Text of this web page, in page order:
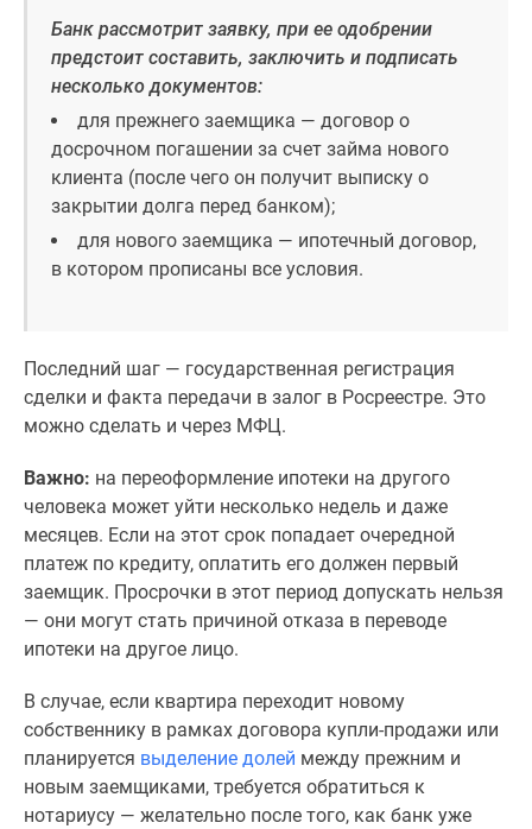
Банк рассмотрит заявку, при ее одобрении
предстоит составить, заключить и подписать
несколько документов:
для прежнего заемщика — договор о
досрочном погашении за счет займа нового
клиента (после чего он получит выписку о
закрытии долга перед банком);
для нового заемщика — ипотечный договор,
в котором прописаны все условия.
Последний шаг — государственная регистрация
сделки и факта передачи в залог в Росреестре. Это
можно сделать и через МФЦ.
Важно: на переоформление ипотеки на другого
человека может уйти несколько недель и даже
месяцев. Если на этот срок попадает очередной
платеж по кредиту, оплатить его должен первый
заемщик. Просрочки в этот период допускать нельзя
— они могут стать причиной отказа в переводе
ипотеки на другое лицо.
В случае, если квартира переходит новому
собственнику в рамках договора купли-продажи или
планируется выделение долей между прежним и
новым заемщиками, требуется обратиться к
нотариусу — желательно после того, как банк уже